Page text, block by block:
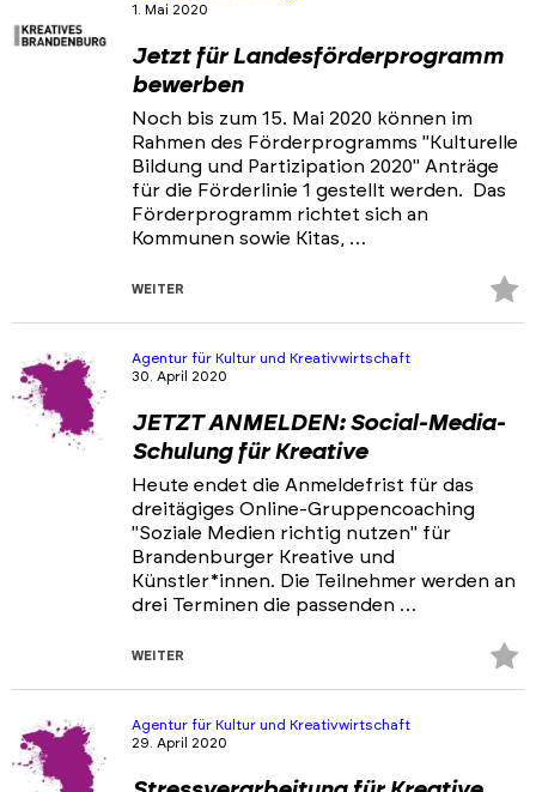
1. Mai 2020
Jetzt für Landesförderprogramm
bewerben
Noch bis zum 15. Mai 2020 können im
Rahmen des Förderprogramms "Kulturelle
Bildung und Partizipation 2020" Anträge
für die Förderlinie 1 gestellt werden. Das
Förderprogramm richtet sich an
Kommunen sowie Kitas, …
WEITER
Agentur für Kultur und Kreativwirtschaft
30. April 2020
JETZT ANMELDEN: Social-Media-
Schulung für Kreative
Heute endet die Anmeldefrist für das
dreitägiges Online-Gruppencoaching
"Soziale Medien richtig nutzen" für
Brandenburger Kreative und
Künstler*innen. Die Teilnehmer werden an
drei Terminen die passenden …
WEITER
Agentur für Kultur und Kreativwirtschaft
29. April 2020